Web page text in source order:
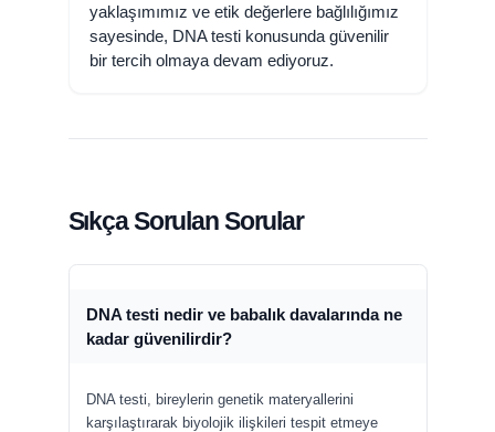
yaklaşımımız ve etik değerlere bağlılığımız
sayesinde, DNA testi konusunda güvenilir
bir tercih olmaya devam ediyoruz.
Sıkça Sorulan Sorular
DNA testi nedir ve babalık davalarında ne
kadar güvenilirdir?
DNA testi, bireylerin genetik materyallerini
karşılaştırarak biyolojik ilişkileri tespit etmeye